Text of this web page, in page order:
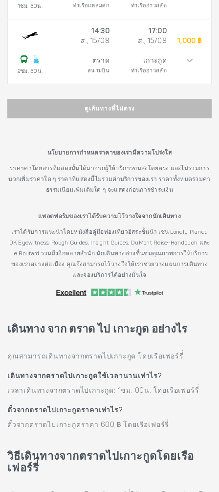
1ชม. 30น. ท่าเรือแหลมศก ท่าเรืออ่าวสลัด
2ชม. 30น.
14:30
ส., 15/08
ตราด
สนามบิน
17:00
ส., 15/08
เกาะกูด
ท่าเรืออ่าวสลัด
1,000 ฿
ดูเส้นทางที่ไม่ตรง
นโยบายการกำหนดราคาของเรามีความโปร่งใส
ราคาค่าโดยสารที่แสดงนั้นได้มาจากผู้ให้บริการขนส่งโดยตรง และไม่รวมการ
บวกเพิ่มราคาใด ๆ ราคาที่แสดงนี้ไม่รวมค่าบริการของเรา ราคาทั้งหมดรวมค่า
ธรรมเนียมเพิ่มเติมใด ๆ จะแสดงก่อนการชำระเงิน
แพลตฟอร์มของเราได้รับความไว้วางใจจากนักเดินทาง
เราได้รับการแนะนำโดยหนังสือคู่มือท่องเที่ยวอิสระชั้นนำ เช่น Lonely Planet,
DK Eyewitness, Rough Guides, Insight Guides, DuMont Reise-Handbuch และ
Le Routard รวมถึงอีกหลายสำนัก นักเดินทางต่างชื่นชมคุณภาพการให้บริการ
ของเราอย่างต่อเนื่อง คุณจึงสามารถไว้วางใจให้เราช่วยวางแผนการเดินทาง
และจองบริการได้อย่างมั่นใจ
เดินทาง จาก ตราด ไป เกาะกูด อย่างไร
คุณสามารถเดินทางจากตราดไปเกาะกูด โดยเรือเฟอร์รี่่
เดินทางจากตราดไปเกาะกูดใช้เวลานานเท่าไร?
เวลาเดินทางจากตราดไปเกาะกูด: 1ชม. 00น. โดยเรือเฟอร์รี่่
ตั๋วจากตราดไปเกาะกูดราคาเท่าไร?
ตั๋วจากตราดไปเกาะกูดราคา 600 ฿ โดยเรือเฟอร์รี่่
วิธีเดินทางจากตราดไปเกาะกูดโดยเรือ
เฟอร์รี่่